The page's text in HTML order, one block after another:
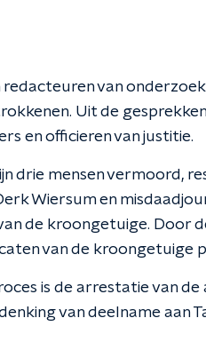
redacteuren van
Uit de
en officieren van justitie.
drie mensen vermoord,
Wiersum en
de kroongetuige. Door
van de kroongetuige
is de arrestatie van de
van deelname aan